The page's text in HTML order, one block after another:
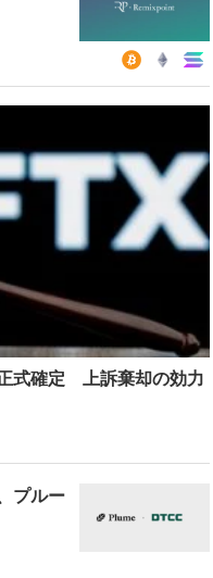
式確定 上訴棄却の効力
プルー